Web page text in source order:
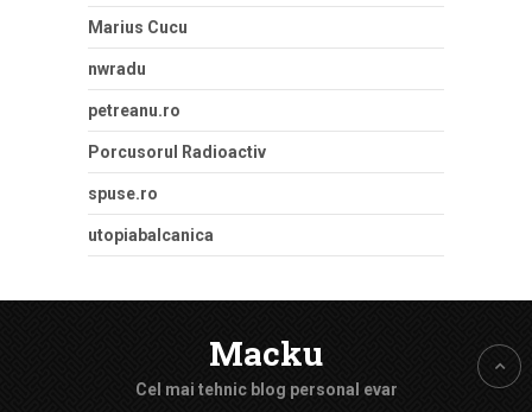
Marius Cucu
nwradu
petreanu.ro
Porcusorul Radioactiv
spuse.ro
utopiabalcanica
Macku
Cel mai tehnic blog personal evar